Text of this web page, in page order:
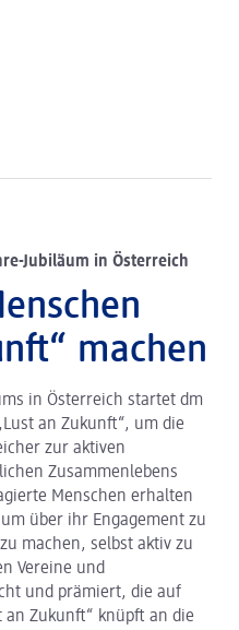
Jubiläum in Österreich
machen
in Österreich startet dm
an Zukunft“, um die
zur aktiven
Zusammenlebens
Menschen erhalten
über ihr Engagement zu
machen, selbst aktiv zu
Vereine und
und prämiert, die auf
an Zukunft“ knüpft an die